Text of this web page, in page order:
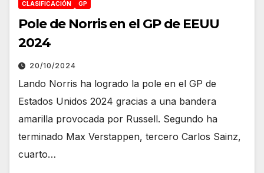
CLASIFICACIÓN GP
Pole de Norris en el GP de EEUU
2024
20/10/2024
Lando Norris ha logrado la pole en el GP de
Estados Unidos 2024 gracias a una bandera
amarilla provocada por Russell. Segundo ha
terminado Max Verstappen, tercero Carlos Sainz,
cuarto…